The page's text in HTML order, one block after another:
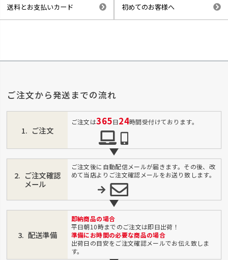
送料とお支払いカード 初めてのお客様へ
ご注文から発送までの流れ
ご注文
ご注文は365日24時間受付けております。
ご注文確認
メール
ご注文後に自動配信メールが届きます。その後、改
めて当店よりご注文確認メールをお送り致します。
配送準備
即納商品の場合
平日朝10時までのご注文は即日出荷！
準備にお時間の必要な商品の場合
出荷日の目安をご注文確認メールでお伝え致しま
す。